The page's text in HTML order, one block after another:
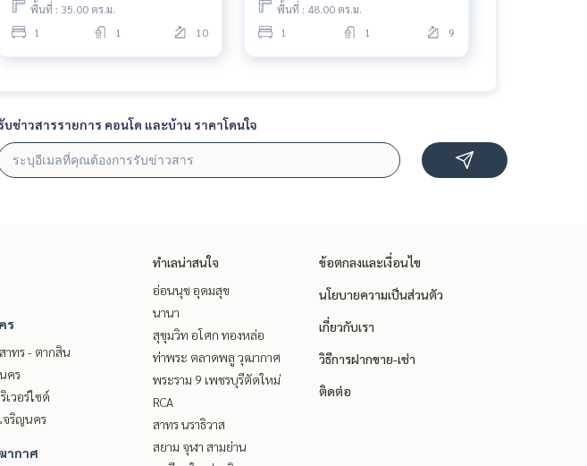
พื้นที่ : 35.00 ตร.ม.
1
1 10
พื้นที่ : 48.00 ตร.ม.
1
1 9
บข่าวสารรายการ คอนโด และบ้าน ราคาโดนใจ
ร
าทร - ตากสิน
คร
เวอร์ไซด์
จริญนคร
ากาศ
ทำเลน่าสนใจ
อ่อนนุช อุดมสุข
นานา
สุขุมวิท อโศก ทองหล่อ
ท่าพระ ตลาดพลู วุฒากาศ
พระราม 9 เพชรบุรีตัดใหม่
RCA
สาทร นราธิวาส
สยาม จุฬา สามย่าน
ข้อตกลงและเงื่อนไข
นโยบายความเป็นส่วนตัว
เกี่ยวกับเรา
วิธีการฝากขาย-เช่า
ติดต่อ